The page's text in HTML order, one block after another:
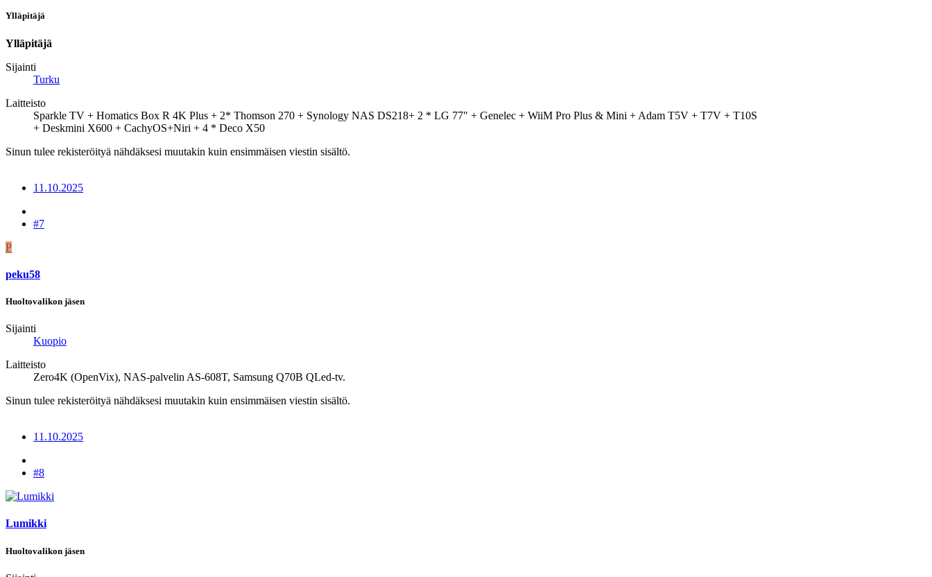
Ylläpitäjä
Ylläpitäjä
Sijainti
Turku
Laitteisto
Sparkle TV + Homatics Box R 4K Plus + 2* Thomson 270 + Synology NAS DS218+ 2 * LG 77" + Genelec + WiiM Pro Plus & Mini + Adam T5V + T7V + T10S
+ Deskmini X600 + CachyOS+Niri + 4 * Deco X50
Sinun tulee rekisteröityä nähdäksesi muutakin kuin ensimmäisen viestin sisältö.
11.10.2025
#7
P
peku58
Huoltovalikon jäsen
Sijainti
Kuopio
Laitteisto
Zero4K (OpenVix), NAS-palvelin AS-608T, Samsung Q70B QLed-tv.
Sinun tulee rekisteröityä nähdäksesi muutakin kuin ensimmäisen viestin sisältö.
11.10.2025
#8
Lumikki
Huoltovalikon jäsen